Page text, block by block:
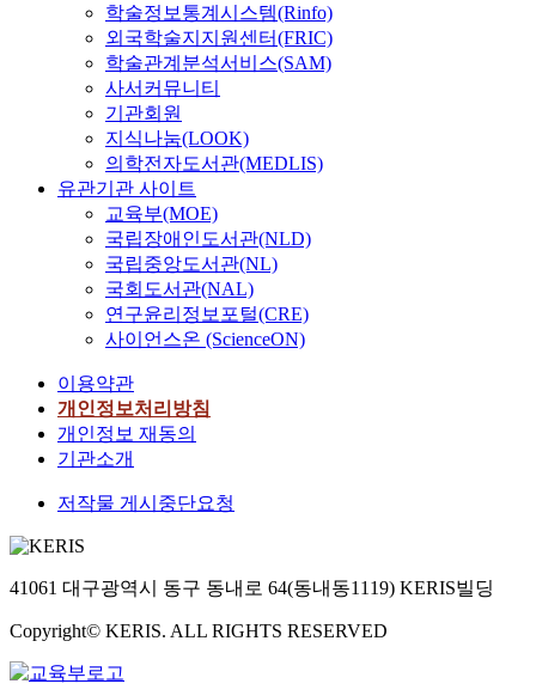
학술정보통계시스템(Rinfo)
외국학술지지원센터(FRIC)
학술관계분석서비스(SAM)
사서커뮤니티
기관회원
지식나눔(LOOK)
의학전자도서관(MEDLIS)
유관기관 사이트
교육부(MOE)
국립장애인도서관(NLD)
국립중앙도서관(NL)
국회도서관(NAL)
연구윤리정보포털(CRE)
사이언스온 (ScienceON)
이용약관
개인정보처리방침
개인정보 재동의
기관소개
저작물 게시중단요청
41061 대구광역시 동구 동내로 64(동내동1119) KERIS빌딩
Copyright© KERIS. ALL RIGHTS RESERVED